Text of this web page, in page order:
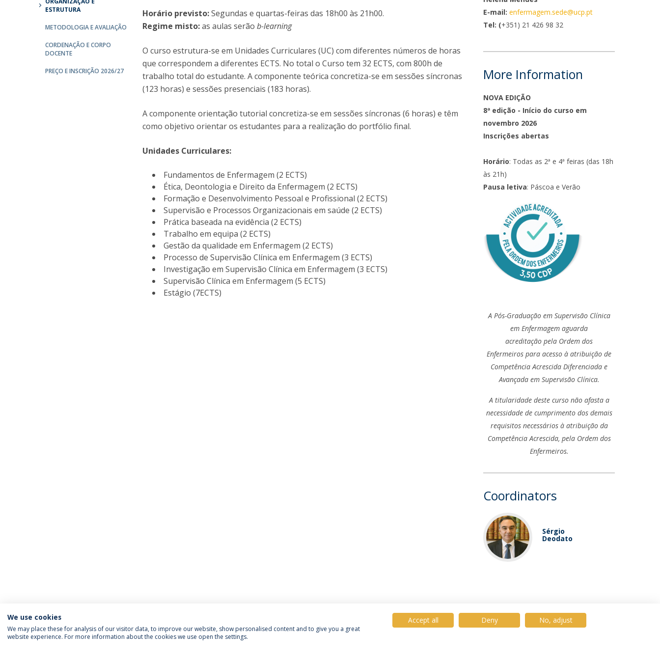
Projetos desenvolvidos
ESTRUTURA
METODOLOGIA E AVALIAÇÃO
CORDENAÇÃO E CORPO
DOCENTE
PREÇO E INSCRIÇÃO 2026/27
Horário previsto:Segundas e quartas-feiras das 18h00 às 21h00.
Regime misto:as aulas serão b-learning
O curso estrutura-se em Unidades Curriculares (UC) com diferentes números de horas
que correspondem a diferentes ECTS. No total o Curso tem 32 ECTS, com 800h de
trabalho total do estudante. A componente teórica concretiza-se em sessões síncronas
(123 horas) e sessões presenciais (183 horas).
A componente orientação tutorial concretiza-se em sessões síncronas (6 horas) e têm
como objetivo orientar os estudantes para a realização do portfólio final.
Unidades Curriculares:
Fundamentos de Enfermagem (2 ECTS)
Ética, Deontologia e Direito da Enfermagem (2 ECTS)
Formação e Desenvolvimento Pessoal e Profissional (2 ECTS)
Supervisão e Processos Organizacionais em saúde (2 ECTS)
Prática baseada na evidência (2 ECTS)
Trabalho em equipa (2 ECTS)
Gestão da qualidade em Enfermagem (2 ECTS)
Processo de Supervisão Clínica em Enfermagem (3 ECTS)
Investigação em Supervisão Clínica em Enfermagem (3 ECTS)
Supervisão Clínica em Enfermagem (5 ECTS)
Estágio (7ECTS)
E-mail:enfermagem.sede@ucp.pt
Tel: (+351) 21 426 98 32
More Information
NOVA EDIÇÃO
8ª edição - Início do curso em
novembro 2026
Inscrições abertas
Horário: Todas as 2ª e 4ª feiras (das 18h
às 21h)
Pausa letiva: Páscoa e Verão
A Pós-Graduação em Supervisão Clínica
em Enfermagem aguarda
acreditação pela Ordem dos
Enfermeiros para acesso à atribuição de
Competência Acrescida Diferenciada e
Avançada em Supervisão Clínica.
A titularidade deste curso não afasta a
necessidade de cumprimento dos demais
requisitos necessários à atribuição da
Competência Acrescida, pela Ordem dos
Enfermeiros.
Coordinators
Sérgio
Deodato
We use cookies
We may place these for analysis of our visitor data, to improve our website, show personalised content and to give you a great
website experience. For more information about the cookies we use open the settings.
Accept all Deny No, adjust